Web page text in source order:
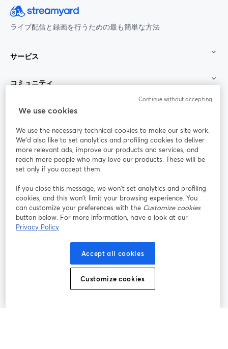
ライブ配信と録画を行うための最も簡単な方法
サービス
コミュニティ
StreamYard：
参加する
ライ
ンセ
ミナ
ー
Facebook
新しいタブで開く(Twitter)
YouTube
Instagram
新しいタブで開く
LinkedIn
新しいタブで開く
新しいタブで開く
プラットフォーム利用規約
個人情報保護方針 クッキーポリシー
We use cookies
We use the necessary technical cookies to make our site work.
We'd also like to set analytics and profiling cookies to deliver
more relevant ads, improve our products and services, and
reach more people who may love our products. These will be
set only if you accept them.
If you close this message, we won’t set analytics and profiling
cookies, and this won’t limit your browsing experience. You
can customize your preferences with the Customize cookies
button below. For more information, have a look at our
Privacy Policy
Accept all cookies
Customize cookies
Continue without accepting